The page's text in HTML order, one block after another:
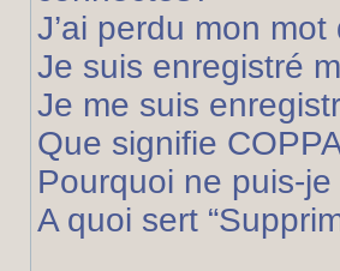
J’ai perdu mon
Je suis enregistré
Je me suis
Que signifie
Pourquoi ne puis-je
A quoi sert